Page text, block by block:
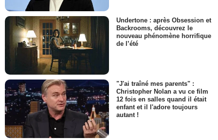
Undertone : après Obsession et
Backrooms, découvrez le
nouveau phénomène horrifique
de l’été
"J'ai traîné mes parents" :
Christopher Nolan a vu ce film
12 fois en salles quand il était
enfant et il l'adore toujours
autant !